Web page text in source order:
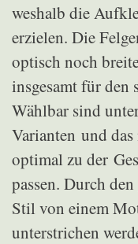
weshalb die
erzielen. Die
optisch noch
insgesamt für den
Wählbar sind
Varianten und
optimal zu der
passen. Durch
Stil von einem
unterstrichen